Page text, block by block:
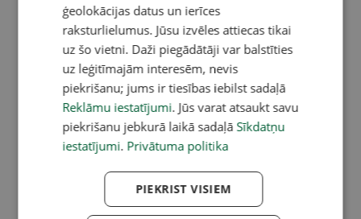
ģeolokācijas datus un ierīces
raksturlielumus. Jūsu izvēles attiecas tikai
uz šo vietni. Daži piegādātāji var balstīties
uz leģitīmajām interesēm, nevis
piekrišanu; jums ir tiesības iebilst sadaļā
Reklāmu iestatījumi. Jūs varat atsaukt savu
piekrišanu jebkurā laikā sadaļā Sīkdatņu
iestatījumi. Privātuma politika
PIEKRIST VISIEM